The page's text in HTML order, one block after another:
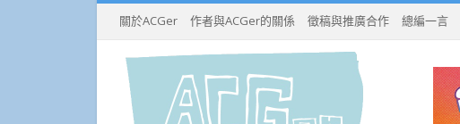
關於ACGer 作者與ACGer的關係 徵稿與推廣合作 總編一言